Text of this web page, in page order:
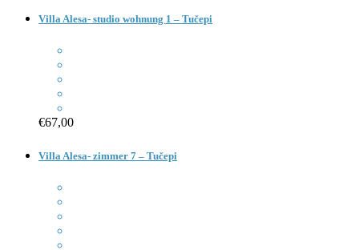
Villa Alesa- studio wohnung 1 – Tučepi
€67,00
Villa Alesa- zimmer 7 – Tučepi